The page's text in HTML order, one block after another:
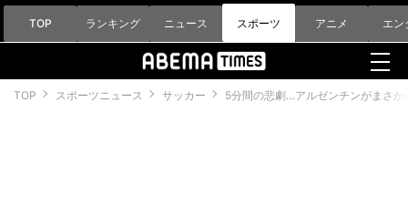
TOP ランキング ニュース スポーツ アニメ エン
TOP スポーツニュース サッカー 5分間の悲劇…アルゼンチンがまさ